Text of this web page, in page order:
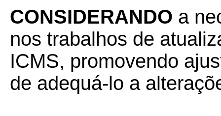
CONSIDERANDO a
nos trabalhos de
ICMS, promovendo
de adequá-lo a